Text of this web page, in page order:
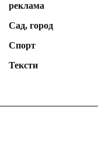
реклама
Сад, город
Спорт
Тексти